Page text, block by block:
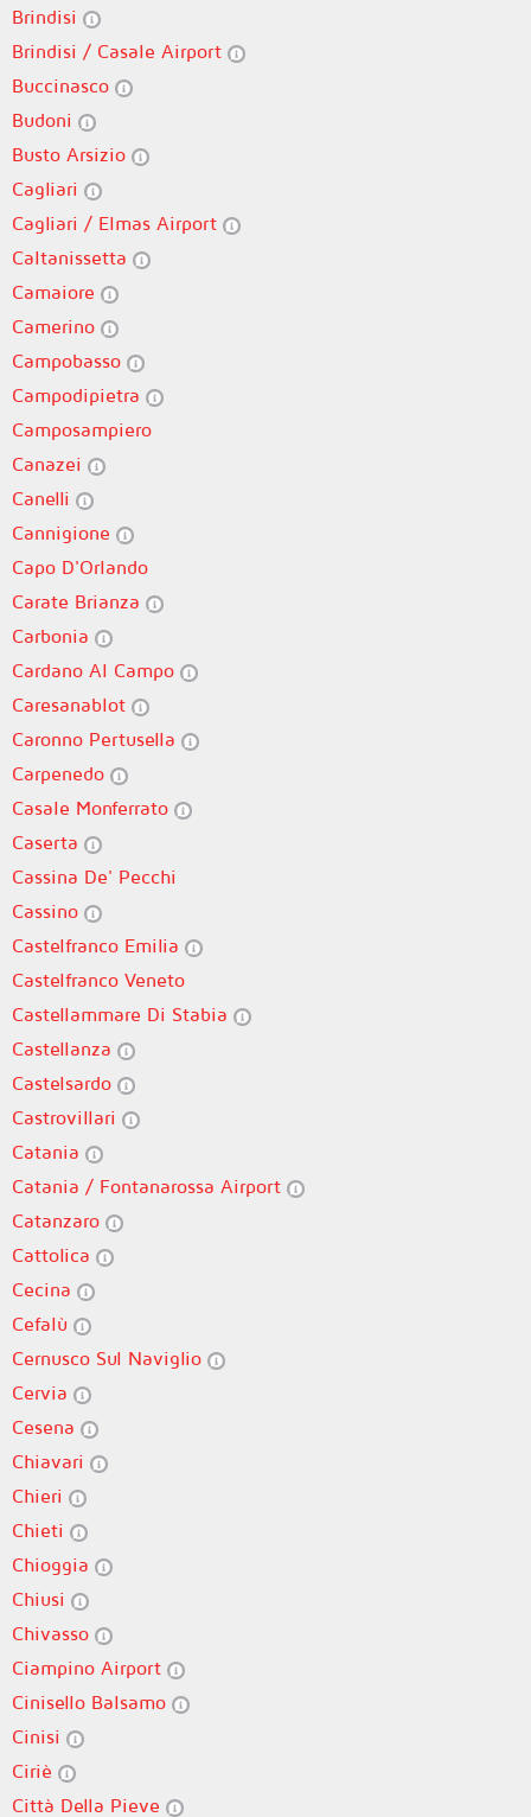
Brindisi
Brindisi / Casale Airport
Buccinasco
Budoni
Busto Arsizio
Cagliari
Cagliari / Elmas Airport
Caltanissetta
Camaiore
Camerino
Campobasso
Campodipietra
Camposampiero
Canazei
Canelli
Cannigione
Capo D'Orlando
Carate Brianza
Carbonia
Cardano Al Campo
Caresanablot
Caronno Pertusella
Carpenedo
Casale Monferrato
Caserta
Cassina De' Pecchi
Cassino
Castelfranco Emilia
Castelfranco Veneto
Castellammare Di Stabia
Castellanza
Castelsardo
Castrovillari
Catania
Catania / Fontanarossa Airport
Catanzaro
Cattolica
Cecina
Cefalù
Cernusco Sul Naviglio
Cervia
Cesena
Chiavari
Chieri
Chieti
Chioggia
Chiusi
Chivasso
Ciampino Airport
Cinisello Balsamo
Cinisi
Ciriè
Città Della Pieve